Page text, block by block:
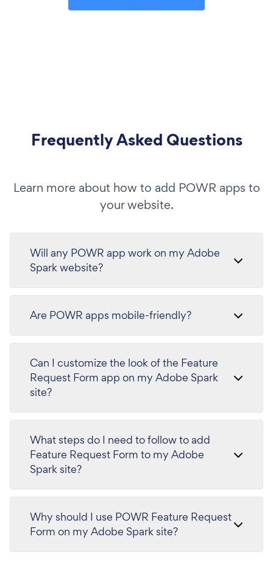
Frequently Asked Questions
Learn more about how to add POWR apps to
your website.
Will any POWR app work on my Adobe
Spark website?
Are POWR apps mobile-friendly?
Can I customize the look of the Feature
Request Form app on my Adobe Spark
site?
What steps do I need to follow to add
Feature Request Form to my Adobe
Spark site?
Why should I use POWR Feature Request
Form on my Adobe Spark site?